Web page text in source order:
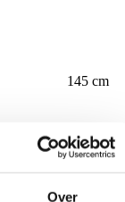
145 cm
50 cm